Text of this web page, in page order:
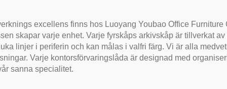
excellens finns hos Luoyang Youbao Office Furniture
skapar varje enhet. Varje fyrskåps arkivskåp är tillverkat
linjer i periferin och kan målas i valfri färg. Vi är alla
Varje kontorsförvaringslåda är designad med
sanna specialitet.